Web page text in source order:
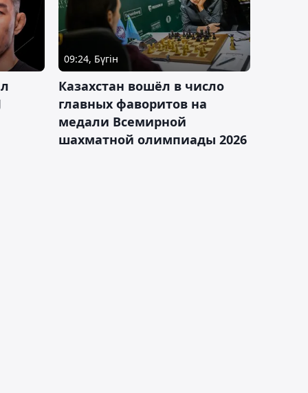
09:24, Бүгін
Казахстан вошёл в число
главных фаворитов на
медали Всемирной
шахматной олимпиады 2026